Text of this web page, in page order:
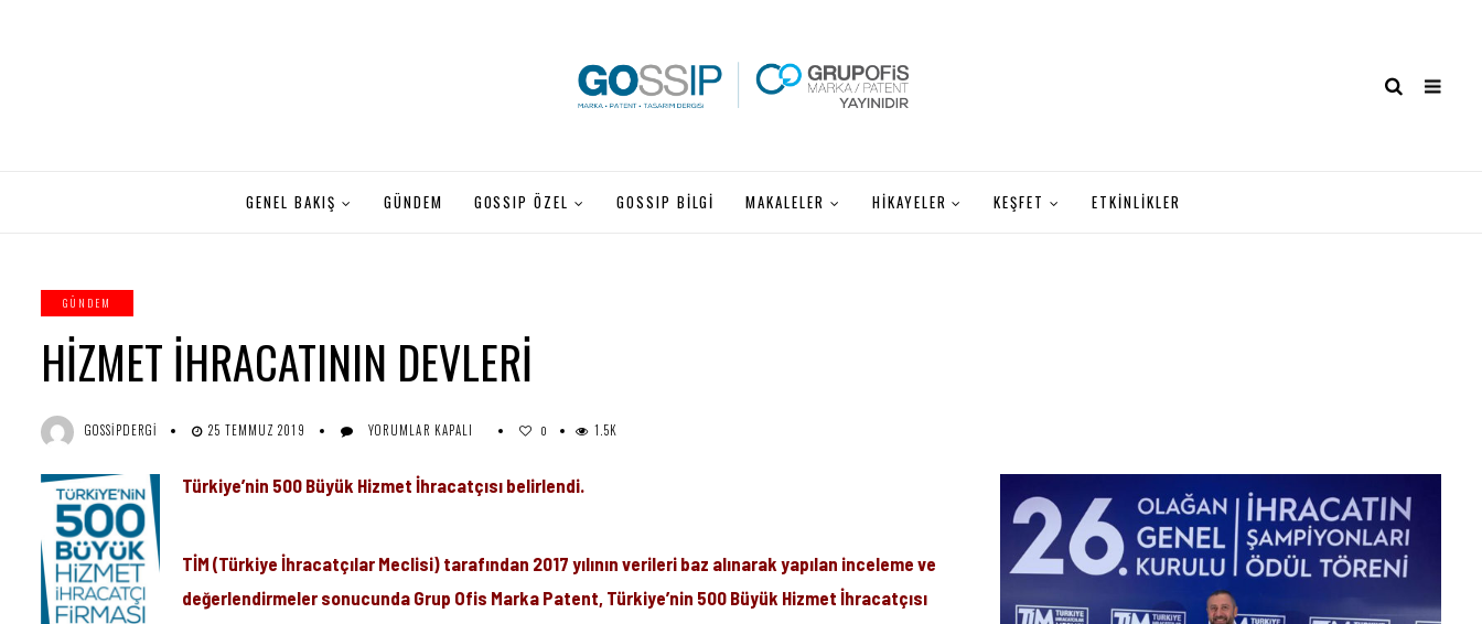
GENEL BAKIŞ GÜNDEM GOSSIP ÖZEL GOSSIP BILGI MAKALELER HİKAYELER KEŞFET ETKİNLİKLER
GÜNDEM
HİZMET İHRACATININ DEVLERİ
GOSSIPDERGI 25 TEMMUZ 2019
HİZMET
IÇIN
YORUMLAR KAPALI 0 1.5K
Türkiye’nin 500 Büyük Hizmet İhracatçısı belirlendi.
TİM (Türkiye İhracatçılar Meclisi) tarafından 2017 yılının verileri baz alınarak yapılan inceleme ve
değerlendirmeler sonucunda Grup Ofis Marka Patent, Türkiye’nin 500 Büyük Hizmet İhracatçısı